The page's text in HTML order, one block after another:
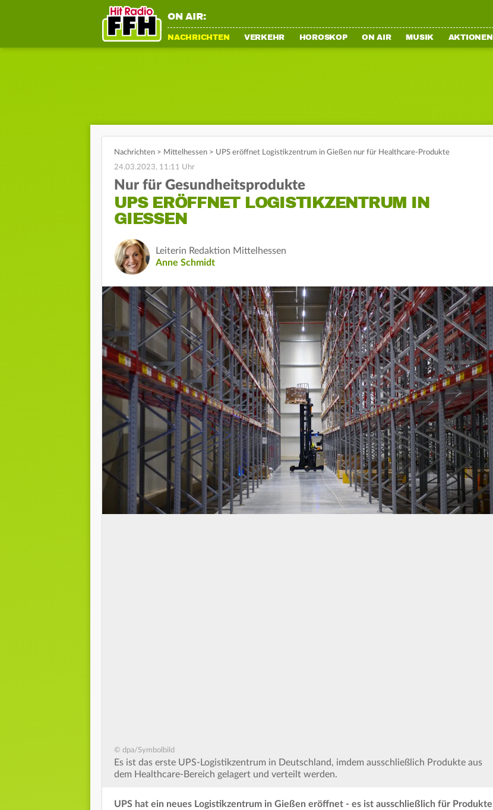
ON AIR:
NACHRICHTEN VERKEHR HOROSKOP ON AIR MUSIK AKTIONEN
Nachrichten > Mittelhessen > UPS eröffnet Logistikzentrum in Gießen nur für Healthcare-Produkte
24.03.2023, 11:11 Uhr
Nur für Gesundheitsprodukte
UPS ERÖFFNET LOGISTIKZENTRUM IN
GIESSEN
Leiterin Redaktion Mittelhessen
Anne Schmidt
© dpa/Symbolbild
Es ist das erste UPS-Logistikzentrum in Deutschland, imdem ausschließlich Produkte aus
dem Healthcare-Bereich gelagert und verteilt werden.
UPS hat ein neues Logistikzentrum in Gießen eröffnet - es ist ausschließlich für Produkte